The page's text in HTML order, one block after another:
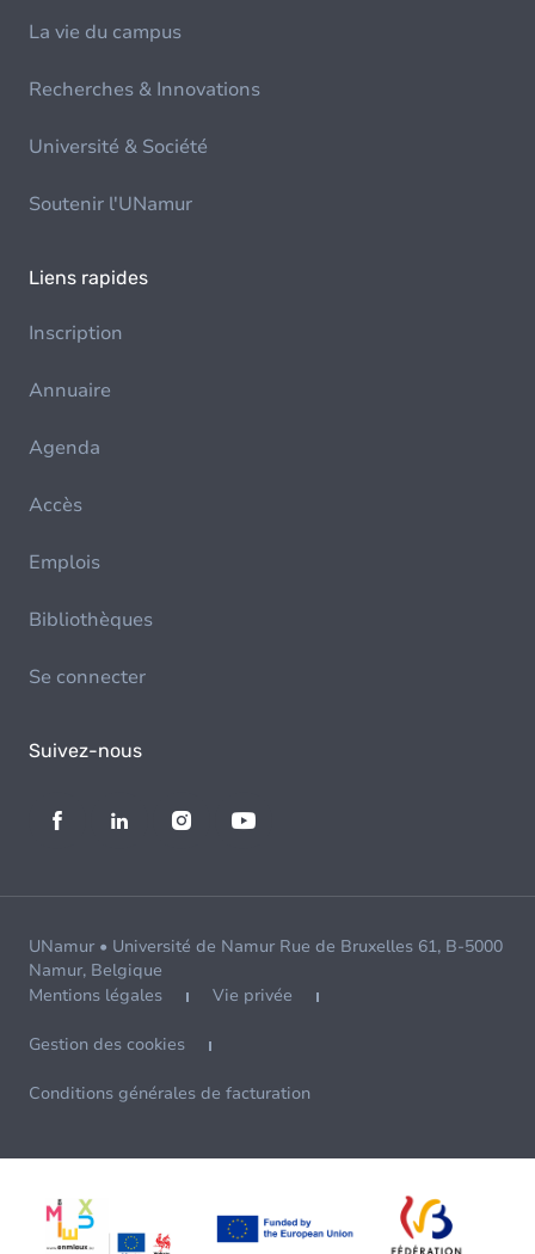
La vie du campus
Recherches & Innovations
Université & Société
Soutenir l'UNamur
Liens rapides
Inscription
Annuaire
Agenda
Accès
Emplois
Bibliothèques
Se connecter
Suivez-nous
UNamur • Université de Namur Rue de Bruxelles 61, B-5000
Namur, Belgique
Mentions légales
Vie privée
Gestion des cookies
Conditions générales de facturation